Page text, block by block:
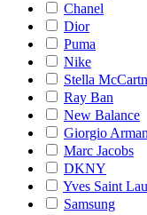
Chanel
Dior
Puma
Nike
Stella
Ray Ban
New Balance
Giorgio
Marc Jacobs
DKNY
Yves Saint
Samsung